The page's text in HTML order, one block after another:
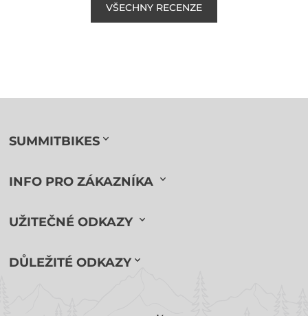
VŠECHNY RECENZE
SUMMITBIKES
INFO PRO ZÁKAZNÍKA
UŽITEČNÉ ODKAZY
DŮLEŽITÉ ODKAZY